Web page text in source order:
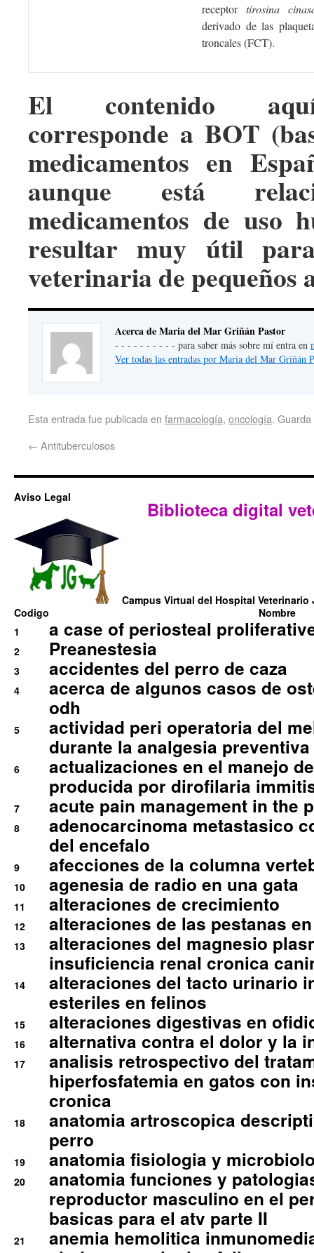
receptortirosina
derivado de las
troncales (FCT).
El contenido
corresponde a BOT
medicamentos en
aunque está
medicamentos de uso
resultar muy útil
veterinaria de pequeños
Acerca de Maria del Mar Griñán Pastor
- - - - - - - - - - para saber más sobre mí entra en
Ver todas las entradas por Maria del Mar Griñán
Esta entrada fue publicada en farmacología, oncología.
← Antituberculosos
Aviso Legal
Biblioteca digital
Campus Virtual del Hospital Veterinario
Codigo
Nombre
1
a case of periosteal
2 Preanestesia
3 accidentes del perro de caza
4
acerca de algunos casos de
odh
5
actividad peri operatoria del
durante la analgesia
6
actualizaciones en el manejo
producida por dirofilaria
7 acute pain management in the
8
adenocarcinoma metastasico
del encefalo
9 afecciones de la columna
10 agenesia de radio en una gata
11 alteraciones de crecimiento
12 alteraciones de las pestanas
13
alteraciones del magnesio
insuficiencia renal cronica
14
alteraciones del tacto urinario
esteriles en felinos
15 alteraciones digestivas en
16 alternativa contra el dolor y la
17
analisis retrospectivo del
hiperfosfatemia en gatos con
cronica
18
anatomia artroscopica
perro
19 anatomia fisiologia y
20
anatomia funciones y
reproductor masculino en el
basicas para el atv parte II
21
anemia hemolitica